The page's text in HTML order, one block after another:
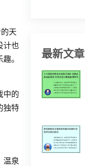
天
计也
。
中的
独特
温泉
最新文章